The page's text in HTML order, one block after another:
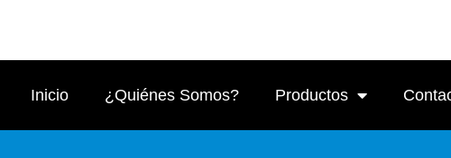
Inicio ¿Quiénes Somos? Productos